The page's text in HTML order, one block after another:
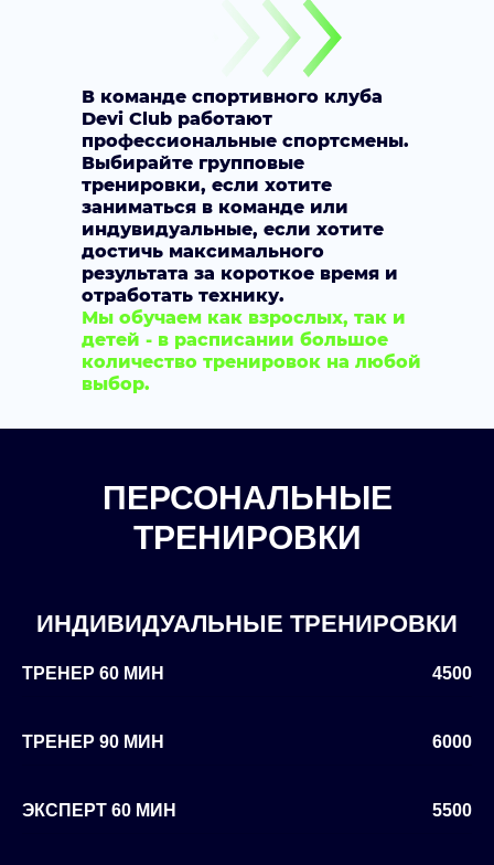
В команде спортивного клуба
Devi Club работают
профессиональные спортсмены.
Выбирайте групповые
тренировки, если хотите
заниматься в команде или
индувидуальные, если хотите
достичь максимального
результата за короткое время и
отработать технику.
Мы обучаем как взрослых, так и
детей - в расписании большое
количество тренировок на любой
выбор.
ПЕРСОНАЛЬНЫЕ
ТРЕНИРОВКИ
ИНДИВИДУАЛЬНЫЕ ТРЕНИРОВКИ
ТРЕНЕР 60 МИН 4500
ТРЕНЕР 90 МИН 6000
ЭКСПЕРТ 60 МИН 5500